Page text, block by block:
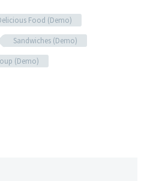
Food (Demo)
Sandwiches (Demo)
(Demo)